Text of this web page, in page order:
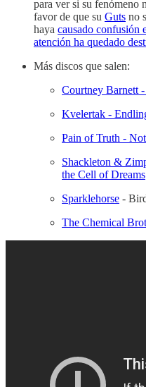
para ver si su fenómeno
favor de que su Guts no
haya causado confusión
atención ha quedado
Más discos que salen:
Courtney Barnett
Kvelertak -
Pain of Truth -
Shackleton &
the Cell of Dreams
Sparklehorse -
The Chemical